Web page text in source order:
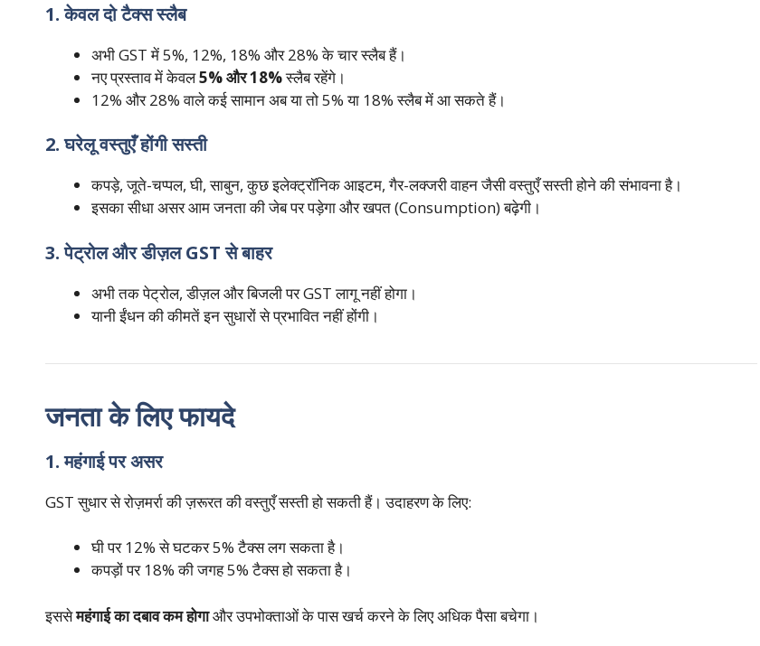
1. केवल दो टैक्स स्लैब
अभी GST में 5%, 12%, 18% और 28% के चार स्लैब हैं।
नए प्रस्ताव में केवल5% और 18%स्लैब रहेंगे।
12% और 28% वाले कई सामान अब या तो 5% या 18% स्लैब में आ सकते हैं।
2. घरेलू वस्तुएँ होंगी सस्ती
कपड़े, जूते-चप्पल, घी, साबुन, कुछ इलेक्ट्रॉनिक आइटम, गैर-लक्जरी वाहन जैसी वस्तुएँ सस्ती होने की संभावना है।
इसका सीधा असर आम जनता की जेब पर पड़ेगा और खपत (Consumption) बढ़ेगी।
3. पेट्रोल और डीज़ल GST से बाहर
अभी तक पेट्रोल, डीज़ल और बिजली पर GST लागू नहीं होगा।
यानी ईंधन की कीमतें इन सुधारों से प्रभावित नहीं होंगी।
जनता के लिए फायदे
1. महंगाई पर असर
GST सुधार से रोज़मर्रा की ज़रूरत की वस्तुएँ सस्ती हो सकती हैं। उदाहरण के लिए:
घी पर 12% से घटकर 5% टैक्स लग सकता है।
कपड़ों पर 18% की जगह 5% टैक्स हो सकता है।
इससेमहंगाई का दबाव कम होगाऔर उपभोक्ताओं के पास खर्च करने के लिए अधिक पैसा बचेगा।